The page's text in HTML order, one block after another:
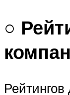
○
Рейтингов